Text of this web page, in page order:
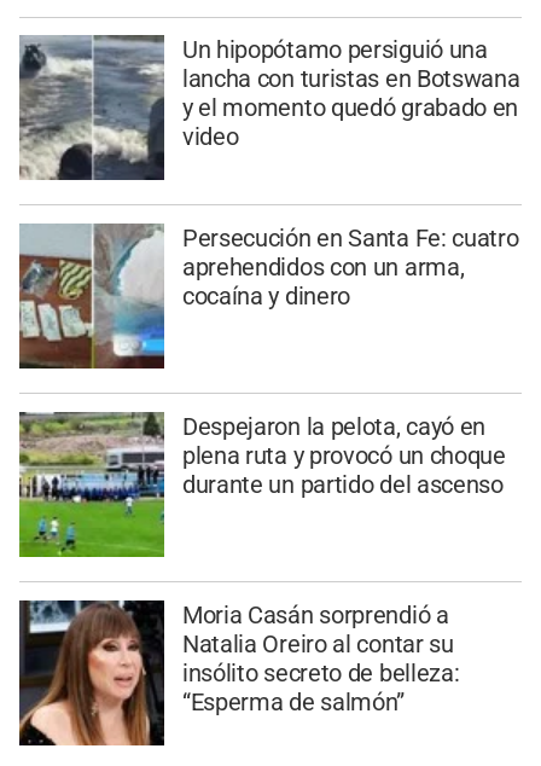
Un hipopótamo persiguió una
lancha con turistas en Botswana
y el momento quedó grabado en
video
Persecución en Santa Fe: cuatro
aprehendidos con un arma,
cocaína y dinero
Despejaron la pelota, cayó en
plena ruta y provocó un choque
durante un partido del ascenso
Moria Casán sorprendió a
Natalia Oreiro al contar su
insólito secreto de belleza:
“Esperma de salmón”